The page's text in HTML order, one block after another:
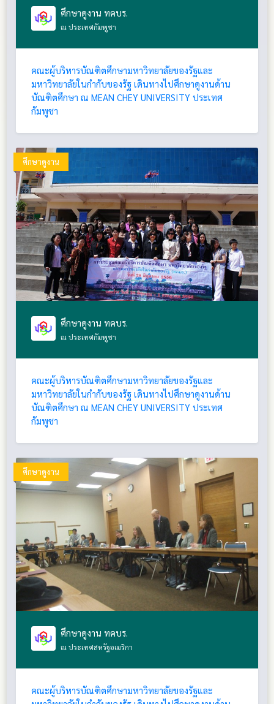
ศึกษาดูงาน ทคบร.
ณ ประเทศกัมพูชา
คณะผู้บริหารบัณฑิตศึกษามหาวิทยาลัยของรัฐและ
มหาวิทยาลัยในกำกับของรัฐ เดินทางไปศึกษาดูงานด้าน
บัณฑิตศึกษา ณ MEAN CHEY UNIVERSITY ประเทศ
กัมพูชา
ศึกษาดูงาน
ศึกษาดูงาน ทคบร.
ณ ประเทศกัมพูชา
คณะผู้บริหารบัณฑิตศึกษามหาวิทยาลัยของรัฐและ
มหาวิทยาลัยในกำกับของรัฐ เดินทางไปศึกษาดูงานด้าน
บัณฑิตศึกษา ณ MEAN CHEY UNIVERSITY ประเทศ
กัมพูชา
ศึกษาดูงาน
ศึกษาดูงาน ทคบร.
ณ ประเทศสหรัฐอเมริกา
คณะผู้บริหารบัณฑิตศึกษามหาวิทยาลัยของรัฐและ